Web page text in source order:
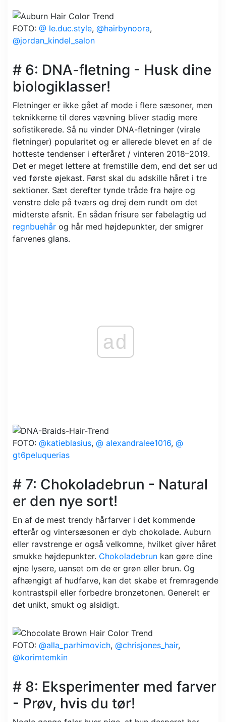
FOTO: @ le.duc.style, @hairbynoora,
@jordan_kindel_salon
# 6: DNA-fletning - Husk dine
biologiklasser!
Fletninger er ikke gået af mode i flere sæsoner, men
teknikkerne til deres vævning bliver stadig mere
sofistikerede. Så nu vinder DNA-fletninger (virale
fletninger) popularitet og er allerede blevet en af ​​de
hotteste tendenser i efteråret / vinteren 2018–2019.
Det er meget lettere at fremstille dem, end det ser ud
ved første øjekast. Først skal du adskille håret i tre
sektioner. Sæt derefter tynde tråde fra højre og
venstre dele på tværs og drej dem rundt om det
midterste afsnit. En sådan frisure ser fabelagtig ud
regnbuehår og hår med højdepunkter, der smigrer
farvenes glans.
ad
FOTO: @katieblasius, @ alexandralee1016, @
gt6peluquerias
# 7: Chokoladebrun - Natural
er den nye sort!
En af de mest trendy hårfarver i det kommende
efterår og vintersæsonen er dyb chokolade. Auburn
eller ravstrenge er også velkomne, hvilket giver håret
smukke højdepunkter. Chokoladebrun kan gøre dine
øjne lysere, uanset om de er grøn eller brun. Og
afhængigt af hudfarve, kan det skabe et fremragende
kontrastspil eller forbedre bronzetonen. Generelt er
det unikt, smukt og alsidigt.
FOTO: @alla_parhimovich, @chrisjones_hair,
@korimtemkin
# 8: Eksperimenter med farver
- Prøv, hvis du tør!